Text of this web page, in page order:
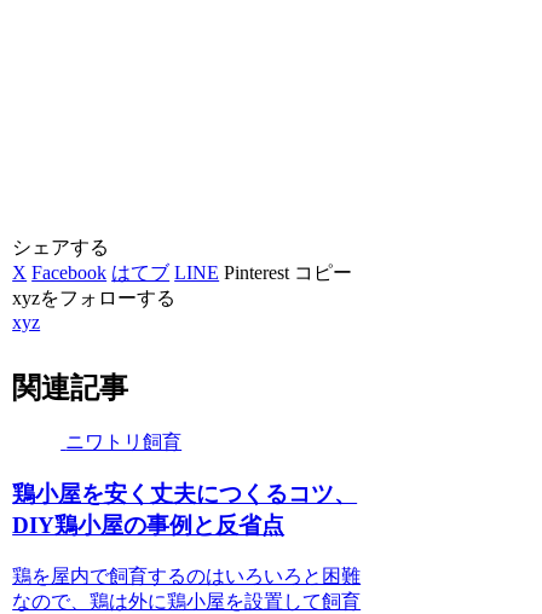
シェアする
X Facebook はてブ LINE Pinterest コピー
xyzをフォローする
xyz
関連記事
ニワトリ飼育
鶏小屋を安く丈夫につくるコツ、
DIY鶏小屋の事例と反省点
鶏を屋内で飼育するのはいろいろと困難
なので、鶏は外に鶏小屋を設置して飼育